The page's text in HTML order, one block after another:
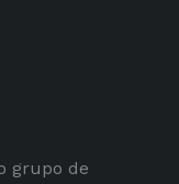
grupo de